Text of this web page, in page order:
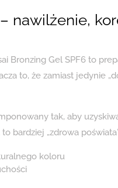
nawilżenie,
Bronzing Gel SPF6 to
to, że zamiast jedynie
tak, aby
bardziej „zdrowa
koloru